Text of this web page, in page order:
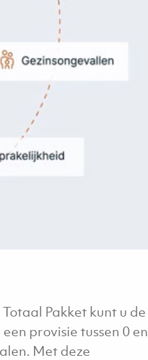
Pakket kunt u de
provisie tussen 0 en
Met deze